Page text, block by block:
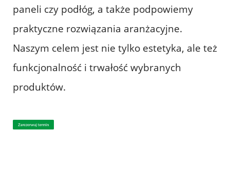
paneli czy podłóg, a także podpowiemy
praktyczne rozwiązania aranżacyjne.
Naszym celem jest nie tylko estetyka, ale też
funkcjonalność i trwałość wybranych
produktów.